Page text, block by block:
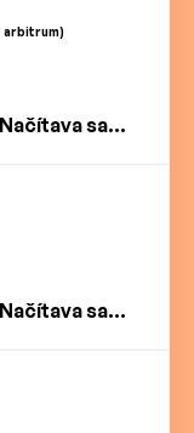
arbitrum)
Načítava sa...
Načítava sa...